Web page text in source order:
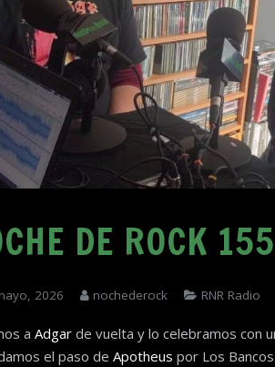
DE ROCK
2026 nochederock RNR Radio
a Adgar de vuelta y lo celebramos con
el paso de Apotheus por Los